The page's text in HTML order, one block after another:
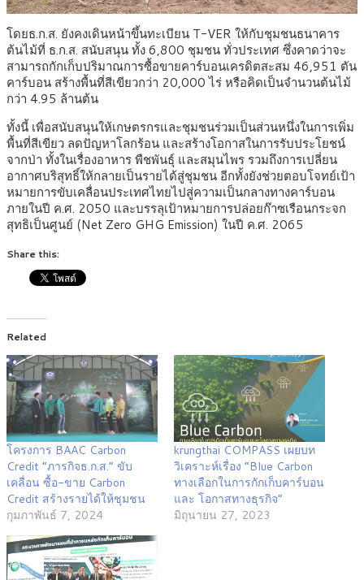
โดยธ.ก.ส. ยังคงเดินหน้าขึ้นทะเบียน T-VER ให้กับชุมชนธนาคาร
ต้นไม้ที่ ธ.ก.ส. สนับสนุน ทั้ง 6,800 ชุมชน ทั่วประเทศ ซึ่งคาดว่าจะ
สามารถกักเก็บปริมาณการซื้อขายคาร์บอนเครดิตสะสม 46,951 ตัน
คาร์บอน สร้างพื้นที่สีเขียวกว่า 20,000 ไร่ หรือคิดเป็นจำนวนต้นไม้
กว่า 4.95 ล้านต้น
ทั้งนี้ เพื่อสนับสนุนให้เกษตรกรและชุมชนร่วมเป็นส่วนหนึ่งในการเพิ่ม
พื้นที่สีเขียว ลดปัญหาโลกร้อน และสร้างโอกาสในการรับประโยชน์
จากป่า ทั้งในเรื่องอาหาร พืชพันธุ์ และสมุนไพร รวมถึงการเปลี่ยน
อากาศบริสุทธิ์ให้กลายเป็นรายได้สู่ชุมชน อีกทั้งยังช่วยตอบโจทย์เป้า
หมายการขับเคลื่อนประเทศไทยไปสู่ความเป็นกลางทางคาร์บอน
ภายในปี ค.ศ. 2050 และบรรลุเป้าหมายการปล่อยก๊าซเรือนกระจก
สุทธิเป็นศูนย์ (Net Zero GHG Emission) ในปี ค.ศ. 2065
Share this:
Related
โครงการ BAAC Carbon
Credit “ภารกิจธ.ก.ส.” ขับ
เคลื่อน ซื้อ-ขาย Carbon
Credit สร้างรายได้ให้ชุมชน
กุมภาพันธ์ 7, 2024
krungthai COMPASS เผยบท
วิเคราะห์เรื่อง “Blue Carbon
ทางเลือกในการกักเก็บคาร์บอน
และ โอกาสทางธุรกิจ”
มิถุนายน 27, 2023